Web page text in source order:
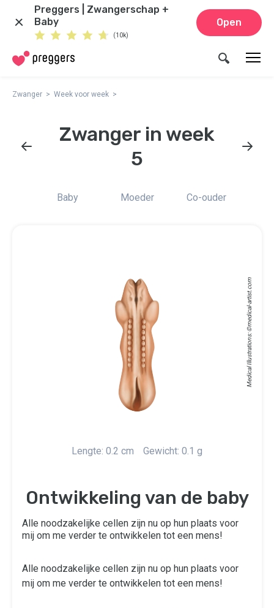
Preggers | Zwangerschap +
Baby
(10k)
Open
Zwanger Week voor week
Zwanger in week
5
Baby Moeder Co-ouder
Medical Illustrations: ©
medical-artist.com
Lengte: 0.2 cm Gewicht: 0.1 g
Ontwikkeling van de baby
Alle noodzakelijke cellen zijn nu op hun plaats voor
mij om me verder te ontwikkelen tot een mens!
Alle noodzakelijke cellen zijn nu op hun plaats voor
mij om me verder te ontwikkelen tot een mens!